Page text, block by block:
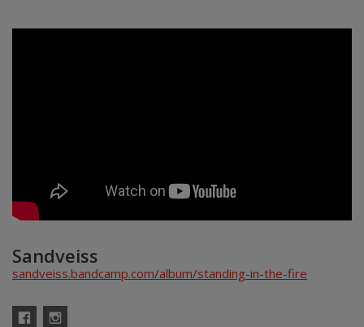
Sandveiss
sandveiss.bandcamp.com/album/standing-in-the-fire